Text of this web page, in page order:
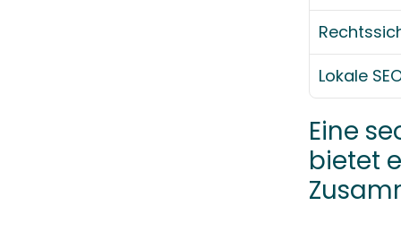
Lokale
Eine
bietet